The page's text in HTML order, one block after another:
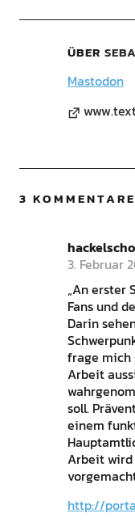
ÜBER
Mastodon
3
3. Februar
„An erster
Fans und
Darin
frage mich
Arbeit
soll.
einem
Arbeit
http://